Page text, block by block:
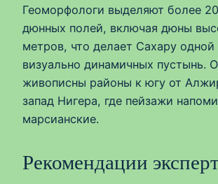
Геоморфологи выделяют более
дюнных полей, включая дюны
метров, что делает Сахару
визуально динамичных пустынь.
живописны районы к югу от
запад Нигера, где пейзажи
марсианские.
Рекомендации